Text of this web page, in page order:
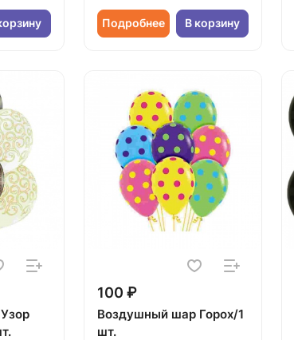
Подробнее В корзину
100 ₽
Воздушный шар Горох/1
шт.